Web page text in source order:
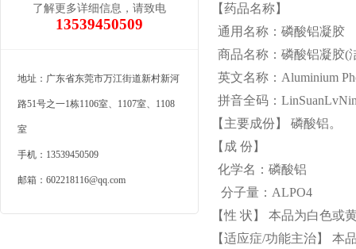
了解更多详细信息，请致电
13539450509
地址：广东省东莞市万江街道新村新河
路51号之一1栋1106室、1107室、1108
室
手机：13539450509
邮箱：602218116@qq.com
【药品名称】
通用名称：磷酸铝凝胶
商品名称：磷酸铝凝胶(
英文名称：Aluminium
拼音全码：
【主要成份】 磷酸铝。
【成 份】
化学名：磷酸铝
分子量：ALPO4
【性 状】 本品为白色或
【适应症/功能主治】